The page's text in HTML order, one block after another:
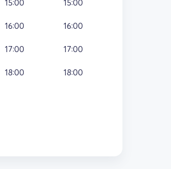
15:00
16:00
17:00
18:00
15:00
16:00
17:00
18:00